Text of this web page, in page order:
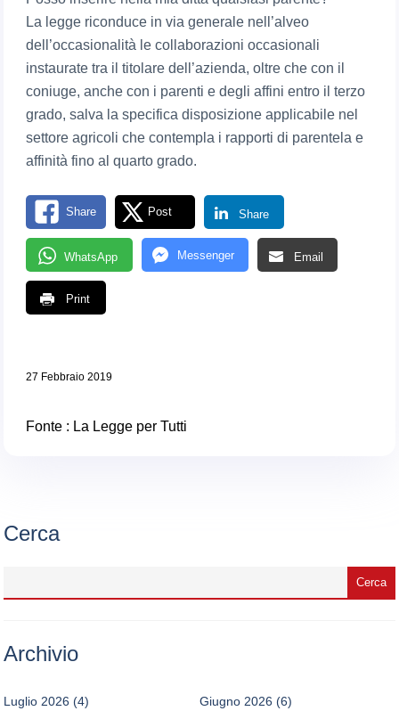
La legge riconduce in via generale nell’alveo
dell’occasionalità le collaborazioni occasionali
instaurate tra il titolare dell’azienda, oltre che con il
coniuge, anche con i parenti e degli affini entro il terzo
grado, salva la specifica disposizione applicabile nel
settore agricoli che contempla i rapporti di parentela e
affinità fino al quarto grado.
Share Post Share
WhatsApp Messenger Email
Print
27 Febbraio 2019
Fonte : La Legge per Tutti
Cerca
Archivio
Luglio 2026 (4) Giugno 2026 (6)